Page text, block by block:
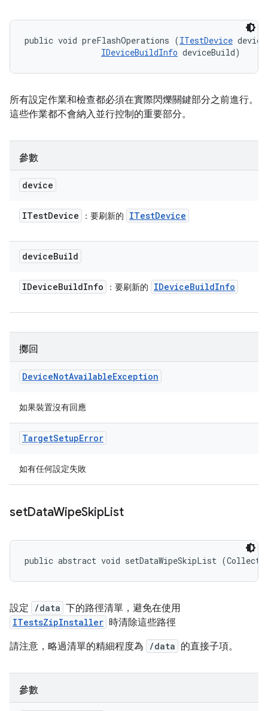
public void preFlashOperations (ITestDevice
IDeviceBuildInfo deviceBuild)
所有設定作業和檢查都必須在實際閃爍關鍵部分之前進行。
這些作業都不會納入並行控制的重要部分。
參數
device
ITestDevice ：要刷新的 ITestDevice
deviceBuild
IDeviceBuildInfo ：要刷新的 IDeviceBuildInfo
擲回
DeviceNotAvailableException
如果裝置沒有回應
TargetSetupError
如有任何設定失敗
setDataWipeSkipList
public abstract void setDataWipeSkipList
設定 /data 下的路徑清單，避免在使用
ITestsZipInstaller 時清除這些路徑
請注意，略過清單的精細程度為
/data 的直接子項。
參數